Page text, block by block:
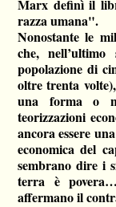
Marx definì il
razza umana".
Nonostante le
che,
popolazione di
oltre trenta
una forma o
teorizzazioni
ancora essere
economica del
sembrano dire i
terra è
affermano il